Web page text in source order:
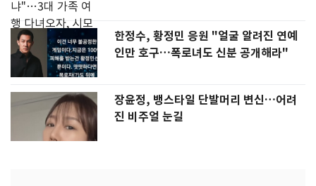
한정수, 황정민 응원 "얼굴 알려진 연예
인만 호구…폭로녀도 신분 공개해라"
장윤정, 뱅스타일 단발머리 변신…어려
진 비주얼 눈길